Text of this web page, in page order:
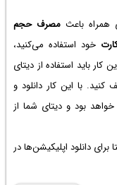
همراه باعث مصرف حجم
خود استفاده می‌کنید،
کار باید استفاده از دیتای
کنید. با این کار دانلود و
خواهد بود و دیتای شما از
دانلود اپلیکیشن‌ها در